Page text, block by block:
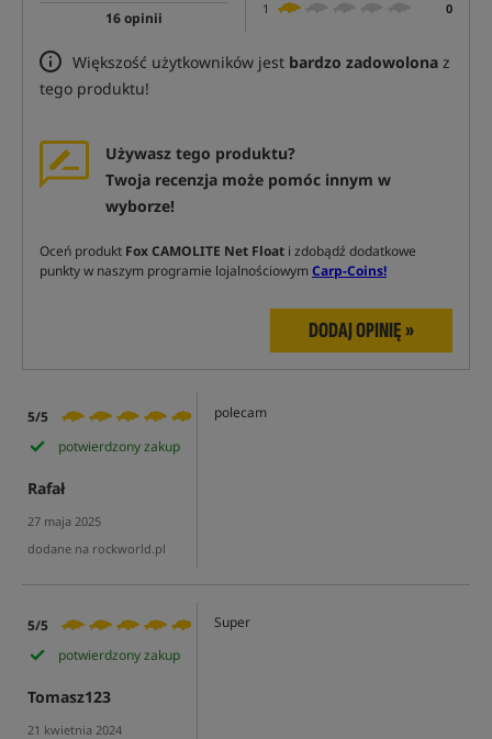
16 opinii
1 0
Większość użytkowników jest bardzo zadowolona z
tego produktu!
Używasz tego produktu?
Twoja recenzja może pomóc innym w
wyborze!
Oceń produkt Fox CAMOLITE Net Float i zdobądź dodatkowe
punkty w naszym programie lojalnościowymCarp-Coins!
DODAJ OPINIĘ »
5/5
potwierdzony zakup
Rafał
27 maja 2025
dodane na rockworld.pl
polecam
5/5
potwierdzony zakup
Tomasz123
21 kwietnia 2024
Super